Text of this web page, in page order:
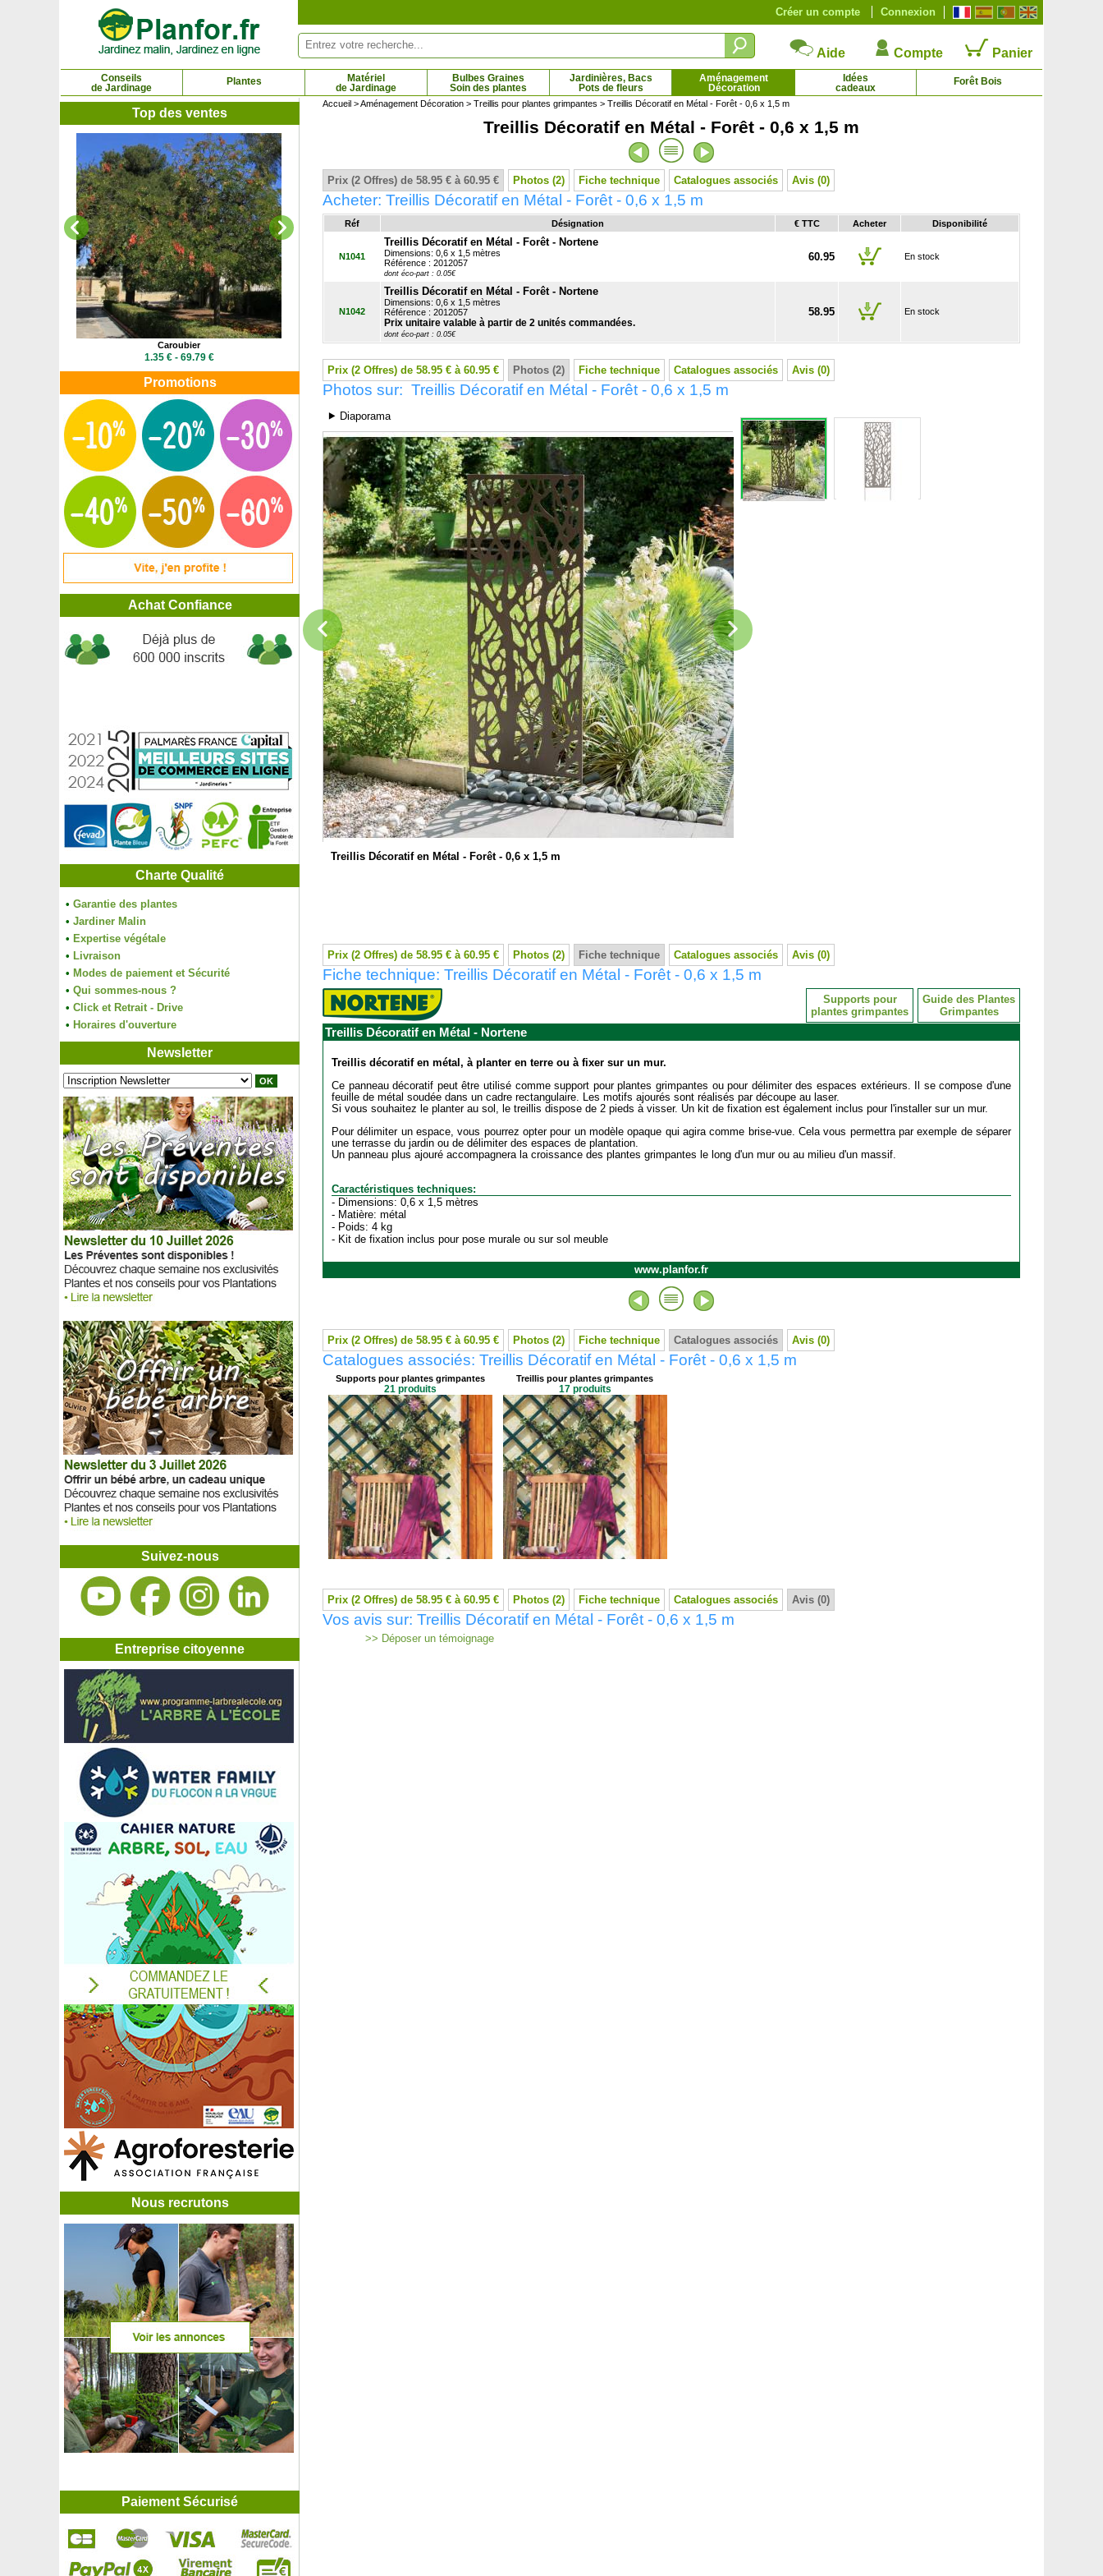
Connexion
Créer un compte
Aide Compte Panier
Conseils
de Jardinage
Plantes
Matériel
de Jardinage
Bulbes Graines
Soin des plantes
Jardinières, Bacs
Pots de fleurs
Aménagement
Décoration
Idées
cadeaux
Forêt Bois
Top des ventes
Caroubier
1.35 € - 69.79 €
Cédratier Main de Bouddha
Promotions
Achat Confiance
Charte Qualité
• Garantie des plantes
• Jardiner Malin
• Expertise végétale
• Livraison
• Modes de paiement et Sécurité
• Qui sommes-nous ?
• Click et Retrait - Drive
• Horaires d'ouverture
Newsletter
Suivez-nous
Entreprise citoyenne
Nous recrutons
Accueil >Aménagement Décoration > Treillis pour plantes grimpantes > Treillis Décoratif en Métal - Forêt - 0,6 x 1,5 m
Treillis Décoratif en Métal - Forêt - 0,6 x 1,5 m
Prix (2 Offres) de 58.95 € à 60.95 € Photos (2) Fiche technique Catalogues associés Avis (0)
Acheter: Treillis Décoratif en Métal - Forêt - 0,6 x 1,5 m
Réf Désignation € TTC Acheter Disponibilité
N1041
Treillis Décoratif en Métal - Forêt - Nortene
Dimensions: 0,6 x 1,5 mètres
Référence : 2012057
dont éco-part : 0.05€
60.95 En stock
N1042
Treillis Décoratif en Métal - Forêt - Nortene
Dimensions: 0,6 x 1,5 mètres
Référence : 2012057
Prix unitaire valable à partir de 2 unités commandées.
dont éco-part : 0.05€
58.95 En stock
Prix (2 Offres) de 58.95 € à 60.95 € Photos (2) Fiche technique Catalogues associés Avis (0)
Photos sur: Treillis Décoratif en Métal - Forêt - 0,6 x 1,5 m
⯈ Diaporama
Treillis Décoratif en Métal - Forêt - 0,6 x 1,5 m
Prix (2 Offres) de 58.95 € à 60.95 € Photos (2) Fiche technique Catalogues associés Avis (0)
Fiche technique: Treillis Décoratif en Métal - Forêt - 0,6 x 1,5 m
Guide des Plantes
Grimpantes
Supports pour
plantes grimpantes
Treillis Décoratif en Métal - Nortene
Treillis décoratif en métal, à planter en terre ou à fixer sur un mur.
Ce panneau décoratif peut être utilisé comme support pour plantes grimpantes ou pour délimiter des espaces extérieurs. Il se compose d'une
feuille de métal soudée dans un cadre rectangulaire. Les motifs ajourés sont réalisés par découpe au laser.
Si vous souhaitez le planter au sol, le treillis dispose de 2 pieds à visser. Un kit de fixation est également inclus pour l'installer sur un mur.
Pour délimiter un espace, vous pourrez opter pour un modèle opaque qui agira comme brise-vue. Cela vous permettra par exemple de séparer
une terrasse du jardin ou de délimiter des espaces de plantation.
Un panneau plus ajouré accompagnera la croissance des plantes grimpantes le long d'un mur ou au milieu d'un massif.
Caractéristiques techniques:
- Dimensions: 0,6 x 1,5 mètres
- Matière: métal
- Poids: 4 kg
- Kit de fixation inclus pour pose murale ou sur sol meuble
www.planfor.fr
Prix (2 Offres) de 58.95 € à 60.95 € Photos (2) Fiche technique Catalogues associés Avis (0)
Catalogues associés: Treillis Décoratif en Métal - Forêt - 0,6 x 1,5 m
Supports pour plantes grimpantes
21 produits
Treillis pour plantes grimpantes
17 produits
Prix (2 Offres) de 58.95 € à 60.95 € Photos (2) Fiche technique Catalogues associés Avis (0)
Vos avis sur: Treillis Décoratif en Métal - Forêt - 0,6 x 1,5 m
>> Déposer un témoignage
Paiement Sécurisé
Panneau de gestion des cookies